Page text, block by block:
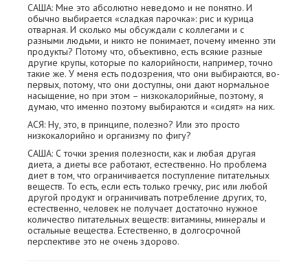
САША: Мне это абсолютно неведомо и не понятно. И
обычно выбирается «сладкая парочка»: рис и курица
отварная. И сколько мы обсуждали с коллегами и с
разными людьми, и никто не понимает, почему именно эти
продукты? Потому что, объективно, есть всякие разные
другие крупы, которые по калорийности, например, точно
такие же. У меня есть подозрения, что они выбираются, во-
первых, потому, что они доступны, они дают нормальное
насыщение, но при этом – низкокалорийные, поэтому, я
думаю, что именно поэтому выбираются и «сидят» на них.
АСЯ: Ну, это, в принципе, полезно? Или это просто
низкокалорийно и организму по фигу?
САША: С точки зрения полезности, как и любая другая
диета, а диеты все работают, естественно. Но проблема
диет в том, что ограничивается поступление питательных
веществ. То есть, если есть только гречку, рис или любой
другой продукт и ограничивать потребление других, то,
естественно, человек не получает достаточно нужное
количество питательных веществ: витамины, минералы и
остальные вещества. Естественно, в долгосрочной
перспективе это не очень здорово.